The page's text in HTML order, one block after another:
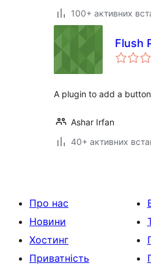
100+ активних
Flush
A plugin to add a
Ashar Irfan
40+ активних
Про нас
Новини
Хостинг
Приватність